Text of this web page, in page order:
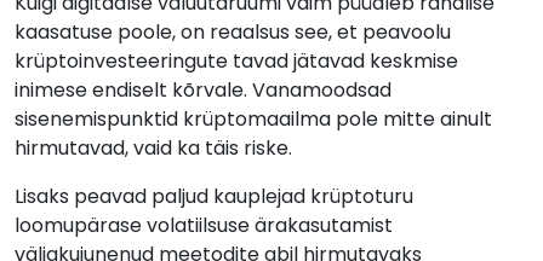
kaasatuse poole, on reaalsus see, et peavoolu
krüptoinvesteeringute tavad jätavad keskmise
inimese endiselt kõrvale. Vanamoodsad
sisenemispunktid krüptomaailma pole mitte ainult
hirmutavad, vaid ka täis riske.
Lisaks peavad paljud kauplejad krüptoturu
loomupärase volatiilsuse ärakasutamist
väljakujunenud meetodite abil hirmutavaks